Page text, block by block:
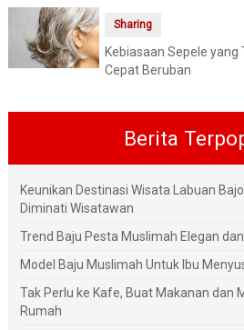
Sharing
Kebiasaan Sepele
Cepat Beruban
Berita
Keunikan Destinasi Wisata Labuan
Diminati Wisatawan
Trend Baju Pesta Muslimah Elegan
Model Baju Muslimah Untuk Ibu
Tak Perlu ke Kafe, Buat Makanan dan
Rumah